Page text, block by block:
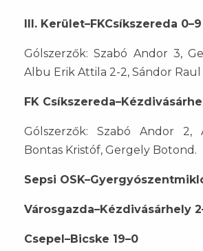
III. Kerület–FKCsíkszereda 0–9
Gólszerzők: Szabó Andor 3,
Albu Erik Attila 2-2, Sándor
FK
Gólszerzők: Szabó Andor
Bontas Kristóf, Gergely Botond.
Sepsi
Városgazda–Kézdivásárhely
Csepel–Bicske 19–0